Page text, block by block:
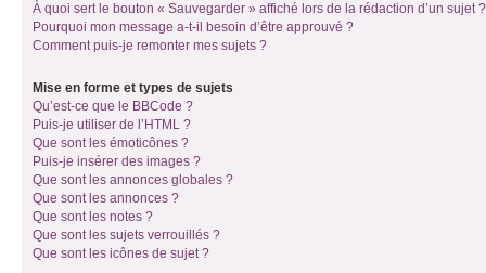
À quoi sert le bouton « Sauvegarder » affiché lors de la rédaction d’un sujet ?
Pourquoi mon message a-t-il besoin d’être approuvé ?
Comment puis-je remonter mes sujets ?
Mise en forme et types de sujets
Qu’est-ce que le BBCode ?
Puis-je utiliser de l’HTML ?
Que sont les émoticônes ?
Puis-je insérer des images ?
Que sont les annonces globales ?
Que sont les annonces ?
Que sont les notes ?
Que sont les sujets verrouillés ?
Que sont les icônes de sujet ?